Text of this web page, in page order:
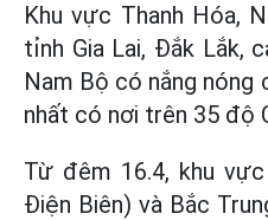
Khu vực Thanh Hóa,
tỉnh Gia Lai, Đắk Lắk,
Nam Bộ có nắng
nhất có nơi trên 35 độ
Từ đêm 16.4, khu
Điện Biên) và Bắc